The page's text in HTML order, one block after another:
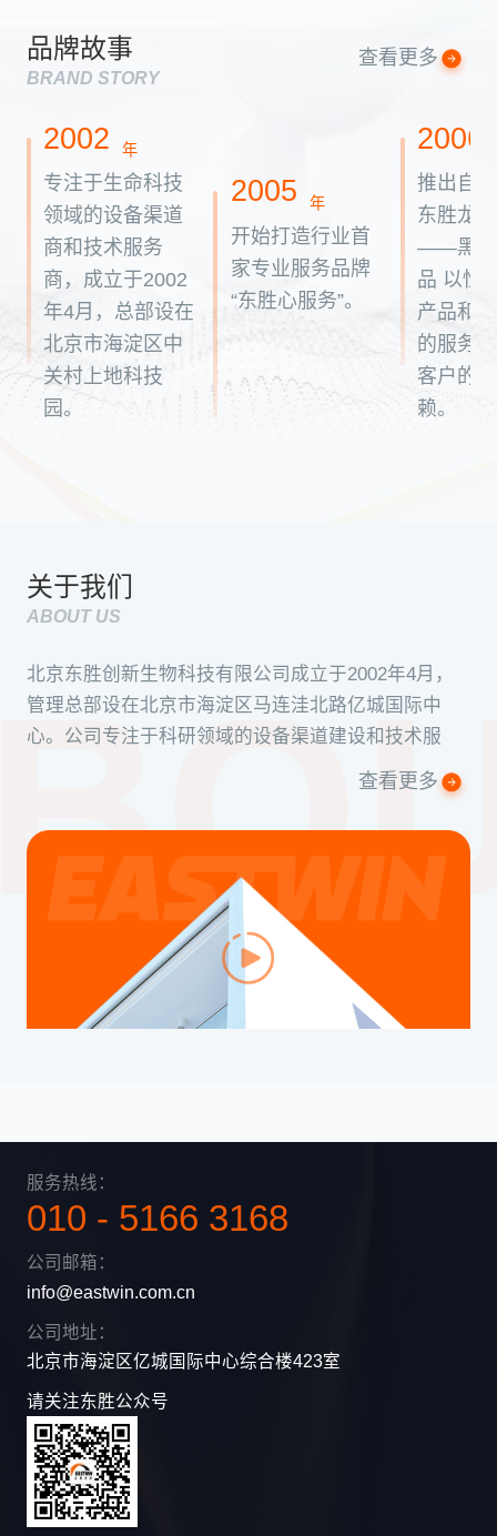
品牌故事
BRAND STORY
查看更多
2002 年
专注于生命科技
领域的设备渠道
商和技术服务
商，成立于2002
年4月，总部设在
北京市海淀区中
关村上地科技
园。
2005 年
开始打造行业首
家专业服务品牌
“东胜心服务”。
2006
推出自
东胜龙
——黑金
品 以性
产品和
的服务
客户的
赖。
关于我们
ABOUT US
北京东胜创新生物科技有限公司成立于2002年4月，
管理总部设在北京市海淀区马连洼北路亿城国际中
心。公司专注于科研领域的设备渠道建设和技术服
务，承担起生物科学产业的助推器的历史使命，服务
查看更多
服务热线：
010 - 5166 3168
公司邮箱：
info@eastwin.com.cn
公司地址：
北京市海淀区亿城国际中心综合楼423室
请关注东胜公众号